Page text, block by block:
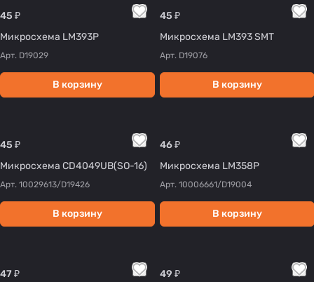
45 ₽
Микросхема LM393P
Арт. D19029
В корзину
45 ₽
Микросхема LM393 SMT
Арт. D19076
В корзину
45 ₽
Микросхема CD4049UB(SO-16)
Арт. 10029613/D19426
В корзину
46 ₽
Микросхема LM358P
Арт. 10006661/D19004
В корзину
47 ₽
49 ₽